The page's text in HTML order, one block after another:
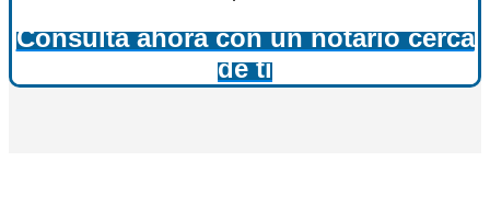
Consulta ahora con un notario cerca
de ti